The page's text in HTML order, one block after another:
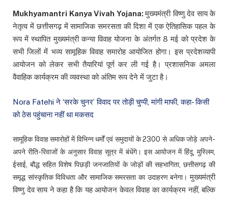
Mukhyamantri Kanya Vivah Yojana:मुख्यमंत्री विष्णु देव साय के
नेतृत्व में छत्तीसगढ़ में सामाजिक समरसता की दिशा में एक ऐतिहासिक पहल के
रूप में स्थापित मुख्यमंत्री कन्या विवाह योजना के अंतर्गत 8 मई को प्रदेश के
सभी जिलों में भव्य सामूहिक विवाह समारोह आयोजित होगा। इस प्रदेशव्यापी
आयोजन को लेकर सभी तैयारियां पूर्ण कर ली गई है। प्रशासनिक अमला
वैवाहिक कार्यक्रम की व्यवस्था को अंतिम रूप देने में जुटा है।
Nora Fatehi ने ‘सरके चुनर’ विवाद पर तोड़ी चुप्पी, मांगी माफी, कहा- किसी
को ठेस पहुंचाना नहीं था मकसद
सामूहिक विवाह समारोहों में विभिन्न धर्मों एवं समुदायों के 2300 से अधिक जोड़े अपने-
अपने रीति-रिवाजों के अनुसार विवाह सूत्र में बंधेंगे। इस आयोजन में हिंदू, मुस्लिम,
ईसाई, बौद्ध सहित विशेष पिछड़ी जनजातियों के जोड़ों की सहभागिता, छत्तीसगढ़ की
समृद्ध सांस्कृतिक विविधता और सामाजिक समरसता का उदाहरण बनेगा।मुख्यमंत्री
विष्णु देव साय ने कहा है कि यह आयोजन केवल विवाह का कार्यक्रम नहीं, बल्कि